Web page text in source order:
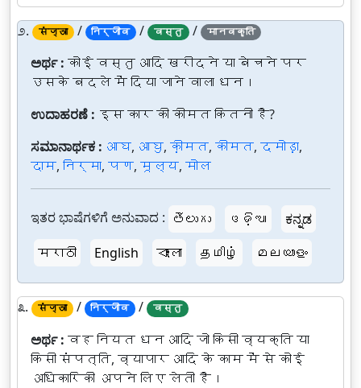
೨. संज्ञा / निर्जीव / वस्तु / मानवकृति
ಅರ್ಥ : कोई वस्तु आदि खरीदने या बेचने पर
उसके बदले में दिया जाने वाला धन।
ಉದಾಹರಣೆ : इस कार की कीमत कितनी है?
ಸಮಾನಾರ್ಥಕ : आघ, आघु, क़ीमत, कीमत, दमोड़ा,
दाम, निर्मा, पण, मूल्य, मोल
ಇತರ ಭಾಷೆಗಳಿಗೆ ಅನುವಾದ : తెలుగు ଓଡ଼ିଆ
ಕನ್ನಡ
मराठी
English বাংলা தமிழ் മലയാളം
೩. संज्ञा / निर्जीव / वस्तु
ಅರ್ಥ : वह नियत धन आदि जो किसी व्यक्ति या
किसी संपत्ति, व्यापार आदि के काम में से कोई
अधिकारिकी अपने लिए लेती है।